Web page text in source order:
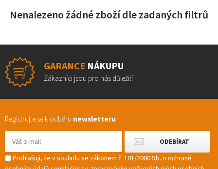
Nenalezeno žádné zboží dle zadaných filtrů
GARANCE NÁKUPU
Zákazníci jsou pro nás důležití
Registrujte se k odběru newsletteru
Prohlašuji, že v souladu se zákonem č. 101/2000 Sb. o ochraně